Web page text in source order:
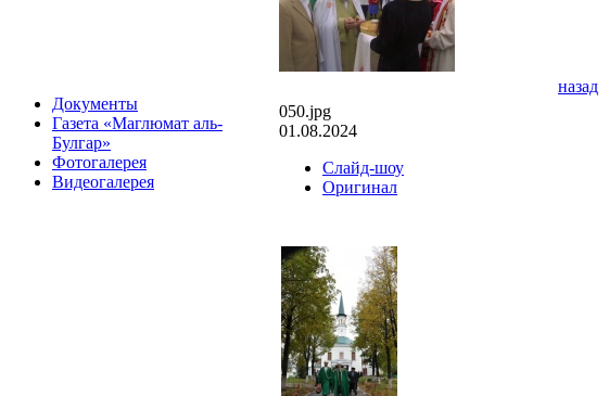
Документы
Газета «Маглюмат аль-
Булгар»
Фотогалерея
Видеогалерея
назад
050.jpg
01.08.2024
Слайд-шоу
Оригинал